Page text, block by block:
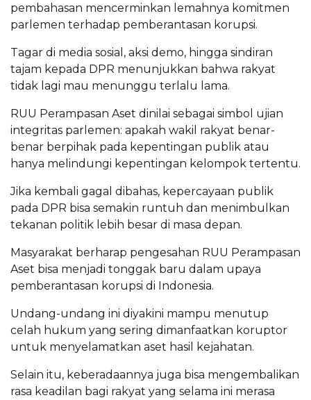
pembahasan mencerminkan lemahnya komitmen
parlemen terhadap pemberantasan korupsi.
Tagar di media sosial, aksi demo, hingga sindiran
tajam kepada DPR menunjukkan bahwa rakyat
tidak lagi mau menunggu terlalu lama.
RUU Perampasan Aset dinilai sebagai simbol ujian
integritas parlemen: apakah wakil rakyat benar-
benar berpihak pada kepentingan publik atau
hanya melindungi kepentingan kelompok tertentu.
Jika kembali gagal dibahas, kepercayaan publik
pada DPR bisa semakin runtuh dan menimbulkan
tekanan politik lebih besar di masa depan.
Masyarakat berharap pengesahan RUU Perampasan
Aset bisa menjadi tonggak baru dalam upaya
pemberantasan korupsi di Indonesia.
Undang-undang ini diyakini mampu menutup
celah hukum yang sering dimanfaatkan koruptor
untuk menyelamatkan aset hasil kejahatan.
Selain itu, keberadaannya juga bisa mengembalikan
rasa keadilan bagi rakyat yang selama ini merasa